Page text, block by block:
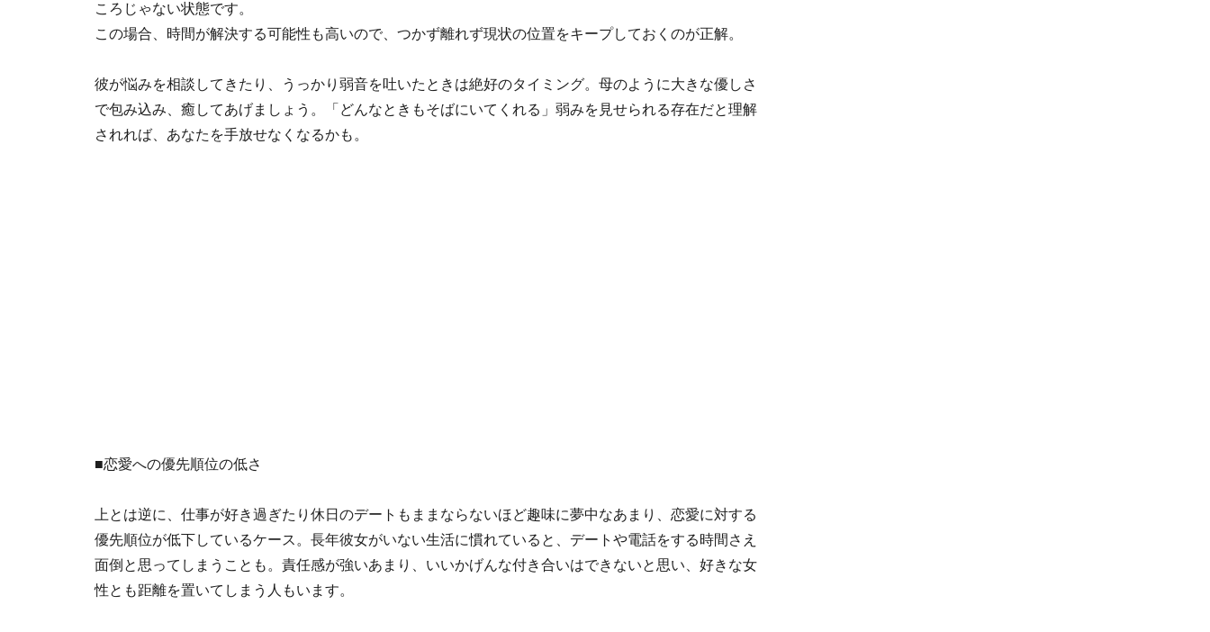
ころじゃない状態です。
この場合、時間が解決する可能性も高いので、つかず離れず現状の位置をキープしておくのが正解。
彼が悩みを相談してきたり、うっかり弱音を吐いたときは絶好のタイミング。母のように大きな優しさ
で包み込み、癒してあげましょう。「どんなときもそばにいてくれる」弱みを見せられる存在だと理解
されれば、あなたを手放せなくなるかも。
■恋愛への優先順位の低さ
上とは逆に、仕事が好き過ぎたり休日のデートもままならないほど趣味に夢中なあまり、恋愛に対する
優先順位が低下しているケース。長年彼女がいない生活に慣れていると、デートや電話をする時間さえ
面倒と思ってしまうことも。責任感が強いあまり、いいかげんな付き合いはできないと思い、好きな女
性とも距離を置いてしまう人もいます。